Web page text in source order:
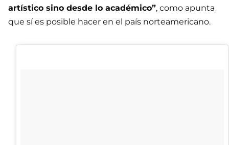
artístico sino desde lo académico”, como apunta
que sí es posible hacer en el país norteamericano.